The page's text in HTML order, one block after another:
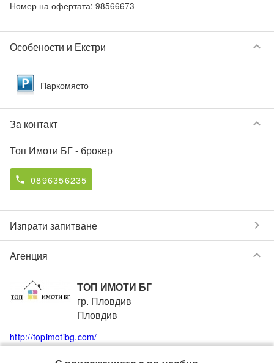
Особености и Екстри keyboard_arrow_down
Паркомясто
За контакт keyboard_arrow_down
Топ Имоти БГ- брокер
phone 0896356235
Изпрати запитване chevron_right
Агенция keyboard_arrow_down
ТОП ИМОТИ БГ
гр. Пловдив
Пловдив
http://topimotibg.com/